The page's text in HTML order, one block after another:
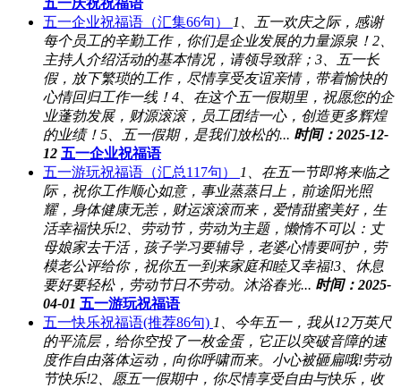
五一企业祝福语（汇集66句）
1、五一欢庆之际，感谢
每个员工的辛勤工作，你们是企业发展的力量源泉！2、
主持人介绍活动的基本情况，请领导致辞；3、五一长
假，放下繁琐的工作，尽情享受友谊亲情，带着愉快的
心情回归工作一线！4、在这个五一假期里，祝愿您的企
业蓬勃发展，财源滚滚，员工团结一心，创造更多辉煌
的业绩！5、五一假期，是我们放松的... 时间：2025-12-
12 五一企业祝福语
五一游玩祝福语（汇总117句）
1、在五一节即将来临之
际，祝你工作顺心如意，事业蒸蒸日上，前途阳光照
耀，身体健康无恙，财运滚滚而来，爱情甜蜜美好，生
活幸福快乐!2、劳动节，劳动为主题，懒惰不可以：丈
母娘家去干活，孩子学习要辅导，老婆心情要呵护，劳
模老公评给你，祝你五一到来家庭和睦又幸福!3、休息
要好要轻松，劳动节日不劳动。沐浴春光... 时间：2025-
04-01 五一游玩祝福语
五一快乐祝福语(推荐86句) 1、今年五一，我从12万英尺
的平流层，给你空投了一枚金蛋，它正以突破音障的速
度作自由落体运动，向你呼啸而来。小心被砸扁哦!劳动
节快乐!2、愿五一假期中，你尽情享受自由与快乐，收